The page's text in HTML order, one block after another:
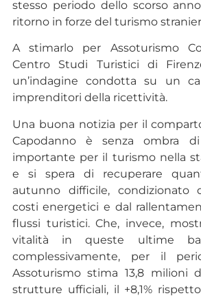
stesso periodo dello scorso
ritorno in forze del turismo
A stimarlo per Assoturismo
Centro Studi Turistici di
un’indagine condotta su un
imprenditori della ricettività.
Una buona notizia per il
Capodanno è senza ombra
importante per il turismo nella
e si spera di recuperare
autunno difficile, condizionato
costi energetici e dal
flussi turistici. Che, invece,
vitalità in queste ultime
complessivamente, per il
Assoturismo stima 13,8 milioni
strutture ufficiali, il +8,1%